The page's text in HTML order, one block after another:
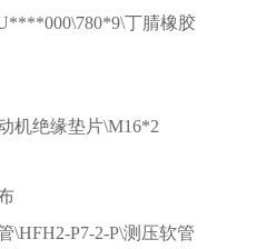
丁腈橡胶
机绝缘垫片\M16*2
\HFH2-P7-2-P\测压软管